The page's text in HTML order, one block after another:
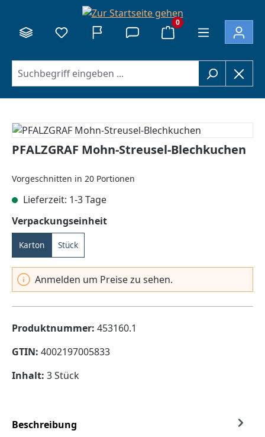
0
Bildergalerie überspringen
PFALZGRAF Mohn-Streusel-Blechkuchen
Vorgeschnitten in 20 Portionen
Lieferzeit: 1-3 Tage
Verpackungseinheitauswählen
Karton Stück
Anmelden um Preise zu sehen.
Produktnummer: 453160.1
GTIN: 4002197005833
Inhalt: 3 Stück
Beschreibung